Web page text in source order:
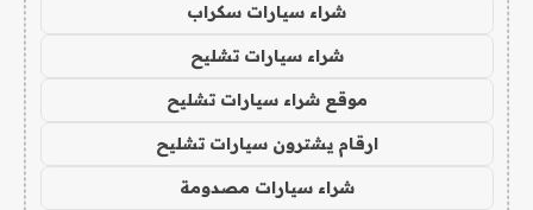
شراء سيارات سكراب
شراء سيارات تشليح
موقع شراء سيارات تشليح
ارقام يشترون سيارات تشليح
شراء سيارات مصدومة